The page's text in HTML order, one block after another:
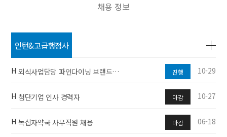
채용 정보
인턴&고급행정사
무직
H 외식사업담당 파인다이닝 브랜드… 진행 10-29
H 첨단기업 인사 경력자 마감 10-27
H 녹십자약국 사무직원 채용 마감 06-18